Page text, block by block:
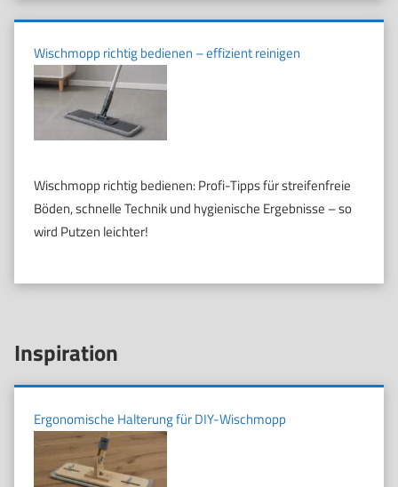
Wischmopp richtig bedienen – effizient reinigen
Wischmopp richtig bedienen: Profi-Tipps für streifenfreie
Böden, schnelle Technik und hygienische Ergebnisse – so
wird Putzen leichter!
Inspiration
Ergonomische Halterung für DIY-Wischmopp